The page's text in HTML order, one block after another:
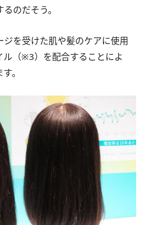
のだそう。
を受けた肌や髪のケアに使用
ル（※3）を配合することによ
。